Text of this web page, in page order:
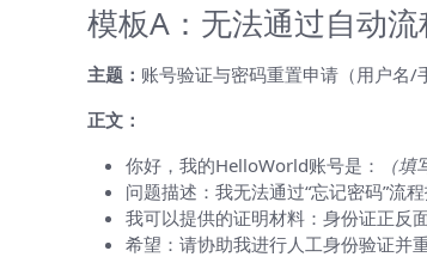
模板A：无法通过自动
主题： 账号验证与密码重置申请（用户名/
正文：
你好，我的HelloWorld账号是：
（
问题描述：我无法通过“忘记密码”流
我可以提供的证明材料：身份证正反
希望：请协助我进行人工身份验证并